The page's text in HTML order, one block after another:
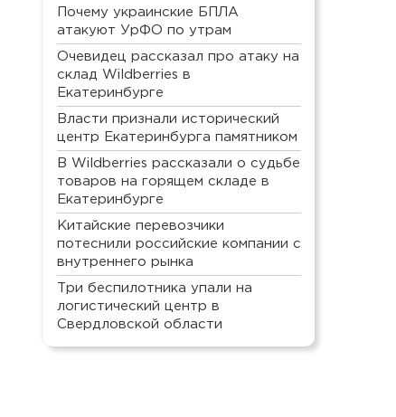
Почему украинские БПЛА
атакуют УрФО по утрам
Очевидец рассказал про атаку на
склад Wildberries в
Екатеринбурге
Власти признали исторический
центр Екатеринбурга памятником
В Wildberries рассказали о судьбе
товаров на горящем складе в
Екатеринбурге
Китайские перевозчики
потеснили российские компании с
внутреннего рынка
Три беспилотника упали на
логистический центр в
Свердловской области